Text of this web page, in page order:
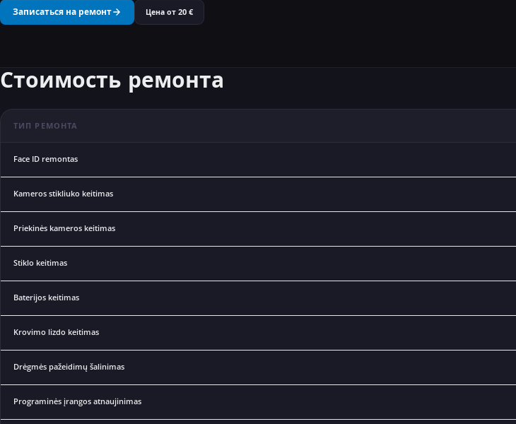
Записаться на ремонт Цена от 20 €
Стоимость ремонта
ТИП РЕМОНТА
Face ID remontas
Kameros stikliuko keitimas
Priekinės kameros keitimas
Stiklo keitimas
Baterijos keitimas
Krovimo lizdo keitimas
Drėgmės pažeidimų šalinimas
Programinės įrangos atnaujinimas